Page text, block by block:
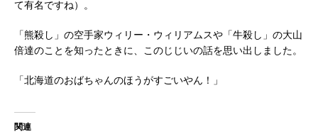
て有名ですね）。
「熊殺し」の空手家ウィリー・ウィリアムスや「牛殺し」の大山
倍達のことを知ったときに、このじじいの話を思い出しました。
「北海道のおばちゃんのほうがすごいやん！」
関連